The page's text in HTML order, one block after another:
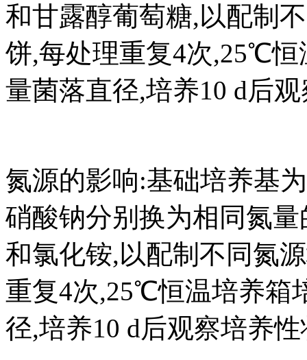
和甘露醇葡萄糖,以配制
饼,每处理重复4次,25℃恒
量菌落直径,培养10 d后
氮源的影响:基础培养基
硝酸钠分别换为相同氮
和氯化铵,以配制不同氮
重复4次,25℃恒温培养箱
径,培养10 d后观察培养